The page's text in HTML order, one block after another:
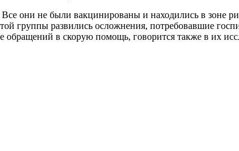
они не были вакцинированы и находились в зоне
группы развились осложнения, потребовавшие
в скорую помощь, говорится также в их